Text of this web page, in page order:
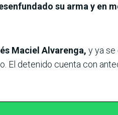
su arma y en
Maciel Alvarenga, y ya
El detenido cuenta con